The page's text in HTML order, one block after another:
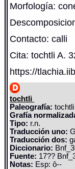
Morfología:
Contacto: calli
Cita: tochtli A.
https://
tochtli
Paleografía: tochtli
Grafía
Tipo: r.n.
Traducción uno:
Traducción dos:
Diccionario:
Fuente: 17??
Notas: Esp: ô--